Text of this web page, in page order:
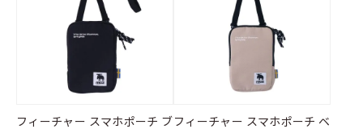
フィーチャー スマホポーチ ブフィーチャー スマホポーチ ベ